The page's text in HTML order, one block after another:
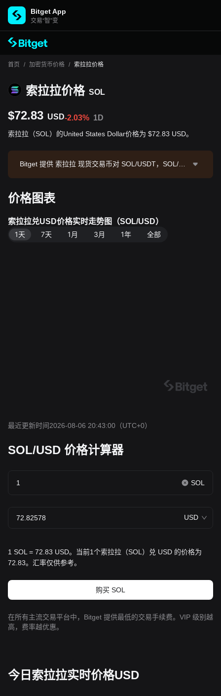
Bitget App
交易“智”变
首页 / 加密货币价格 / 索拉拉价格
索拉拉价格 SOL
$72.83 USD-2.03% 1D
索拉拉（SOL）的United States Dollar价格为 $72.83 USD。
Bitget 提供 索拉拉 现货交易币对 SOL/USDT，SOL/US
M SOL。数据来源：Bitget 交易所，最后更新时间：20
价格图表
索拉拉兑USD价格实时走势图（SOL/USD）
1天
7天 1月 3月 1年 全部
最近更新时间2026-08-06 20:43:00 （UTC+0）
SOL/USD 价格计算器
SOL
USD
1 SOL = 72.83 USD。当前1个索拉拉（SOL）兑 USD 的价格为
72.83。汇率仅供参考。
购买 SOL
在所有主流交易平台中，Bitget 提供最低的交易手续费。VIP 级别越
高，费率越优惠。
今日索拉拉实时价格USD